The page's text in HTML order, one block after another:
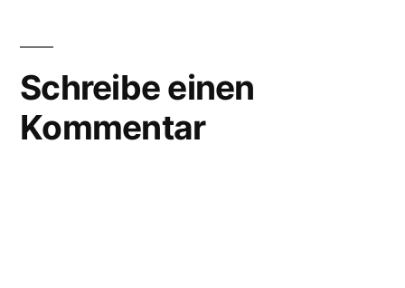
Schreibe einen
Kommentar